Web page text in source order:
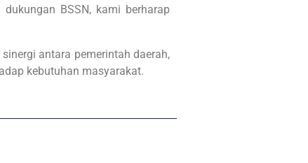
BSSN, kami berharap
antara pemerintah daerah,
kebutuhan masyarakat.